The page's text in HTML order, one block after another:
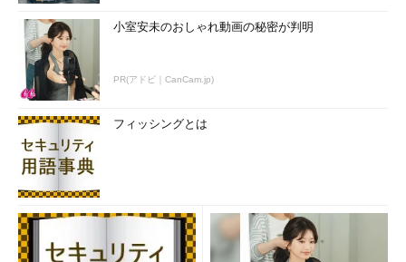
小室安未のおしゃれ動画の秘密が判明
PR(アドビ｜CanCam.jp)
フィッシングとは